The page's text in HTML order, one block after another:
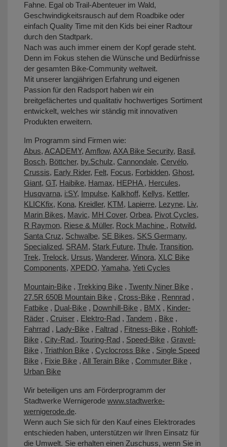
Fahne. Egal ob Trail-Abenteuer im Wald,
Geschwindigkeitsrausch auf dem Roadbike oder
einfach Quality Time mit den Kids bei einer Radtour
durch den Stadtpark.
Nach was auch immer einem der Kopf gerade steht.
Denn im Fokus stehen die Wünsche und Bedürfnisse
der gesamten Bike-Community weltweit.
Mit unserer langjährigen Erfahrung und eigenen
Passion für den Radsport haben wir ein
breitgefächertes und qualitativ hochwertiges Sortiment
entwickelt, welches wir ständig mit innovativen
Produkten erweitern.
Im Programm sind Firmen wie:
Abus, ACADEMY, Amflow, AXA Bike Security, Basil,
Bosch, Böttcher, by.Schulz, Cannondale, Cervélo,
Crussis, Early Rider, Felt, Focus, Forbidden, Ghost,
Giant, GT, Haibike, Hamax, HEPHA , Hercules,
Husqvarna, i:SY, Impulse, Kalkhoff, Kellys, Kettler,
KLICKfix, Kona, Kreidler, KTM, Lapierre, Lezyne, Liv,
Marin Bikes, Mavic, MH Cover, Orbea, Pivot Cycles,
R Raymon, Riese & Müller, Rock Machine , Rotwild,
Santa Cruz, Schwalbe, SE Bikes, SKS Germany,
Specialized, SRAM, Stark Future, Thule, Transition,
Trek, Trelock, Ursus, Wanderer, Winora, XLC Bike
Components, XPEDO, Yamaha, Yeti Cycles
Mountain-Bike , Trekking Bike , Twenty Niner Bike ,
27.5R 650B Mountain Bike , Cross-Bike , Rennrad ,
Fatbike , Dual-Bike , Downhill-Bike , BMX , Kinder-
Räder , Cruiser , Elektro-Rad , Tandem , Bike ,
Fahrrad , Lady-Bike , Faltrad , Fitness-Bike , Rohloff-
Bike , City-Rad , Touring-Rad , Speed-Bike , Gravel-
Bike , Triathlon Bike , Cyclocross Bike , Single Speed
Bike , Fixie Bike , All Terain Bike , Commuter Bike ,
Urban Bike
Wir beteiligen uns am Förderprogramm der
Stadtwerke Wernigerode www.stadtwerke-
wernigerode.de.
Wenn auch Sie sich für den Kauf eines Elektrorades
entschieden haben, unterstützen wir Ihren Einsatz für
die Umwelt. Sie erhalten einen Zuschuss, wenn Sie in